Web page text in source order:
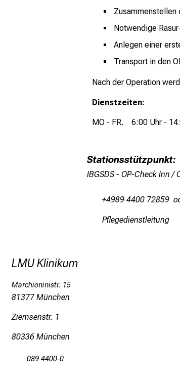
Zusammenstellen
Notwendige
Anlegen einer
Transport in den
Nach der Operation
Dienstzeiten:
MO - FR. 6:00 Uhr -
Stationsstützpunkt:
IBGSDS - OP-Check Inn /
+4989 4400 72859
Pflegedienstleitung
LMU Klinikum
Marchioninistr. 15
81377 München
Ziemsenstr. 1
80336 München
089 4400-0